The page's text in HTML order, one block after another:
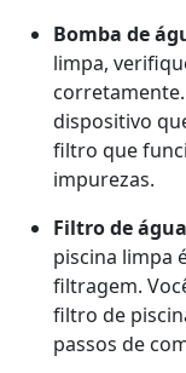
Bomba de
limpa,
dispositivo
filtro que
impurezas.
Filtro de
piscina limpa
filtragem.
filtro de
passos de